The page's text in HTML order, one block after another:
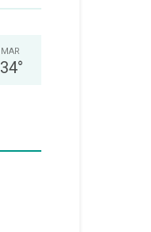
MAR
34°